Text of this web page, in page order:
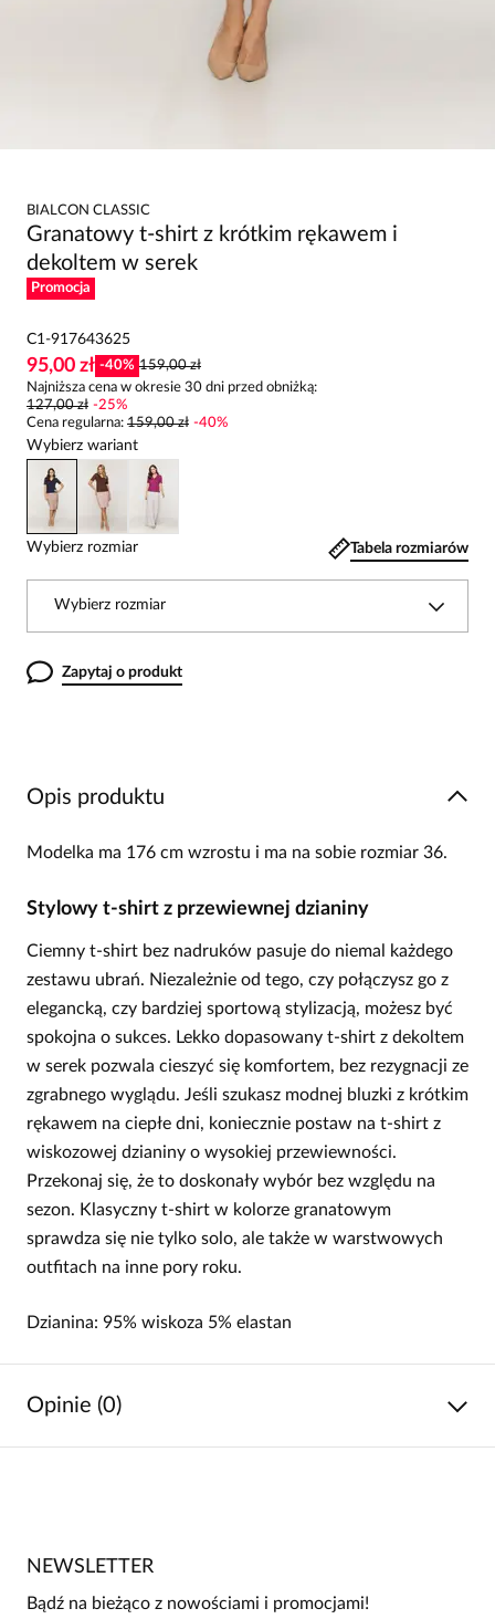
BIALCON CLASSIC
Granatowy t-shirt z krótkim rękawem i
dekoltem w serek
Promocja
C1-917643625
95,00 zł -40% 159,00 zł
Najniższa cena w okresie 30 dni przed obniżką:
127,00 zł -25%
Cena regularna: 159,00 zł -40%
Wybierz wariant
Wybierz rozmiar Tabela rozmiarów
Wybierz rozmiar
Zapytaj o produkt
Opis produktu
Modelka ma 176 cm wzrostu i ma na sobie rozmiar 36.
Stylowy t-shirt z przewiewnej dzianiny
Ciemny t-shirt bez nadruków pasuje do niemal każdego
zestawu ubrań. Niezależnie od tego, czy połączysz go z
elegancką, czy bardziej sportową stylizacją, możesz być
spokojna o sukces. Lekko dopasowany t-shirt z dekoltem
w serek pozwala cieszyć się komfortem, bez rezygnacji ze
zgrabnego wyglądu. Jeśli szukasz modnej bluzki z krótkim
rękawem na ciepłe dni, koniecznie postaw na t-shirt z
wiskozowej dzianiny o wysokiej przewiewności.
Przekonaj się, że to doskonały wybór bez względu na
sezon. Klasyczny t-shirt w kolorze granatowym
sprawdza się nie tylko solo, ale także w warstwowych
outfitach na inne pory roku.
Dzianina: 95% wiskoza 5% elastan
Opinie (0)
Bądź pierwszą osobą, która podzieli się opinią o tym
NEWSLETTER
Bądź na bieżąco z nowościami i promocjami!